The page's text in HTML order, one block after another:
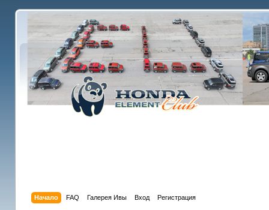
Начало FAQ Галерея Ивы Вход Регистрация